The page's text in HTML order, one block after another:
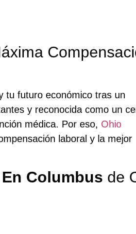
tu futuro económico tras un
y reconocida como un
médica. Por eso, Ohio
laboral y la mejor
Columbus de